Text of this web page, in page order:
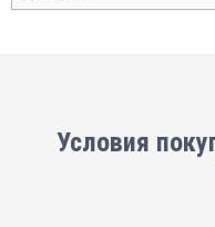
Условия